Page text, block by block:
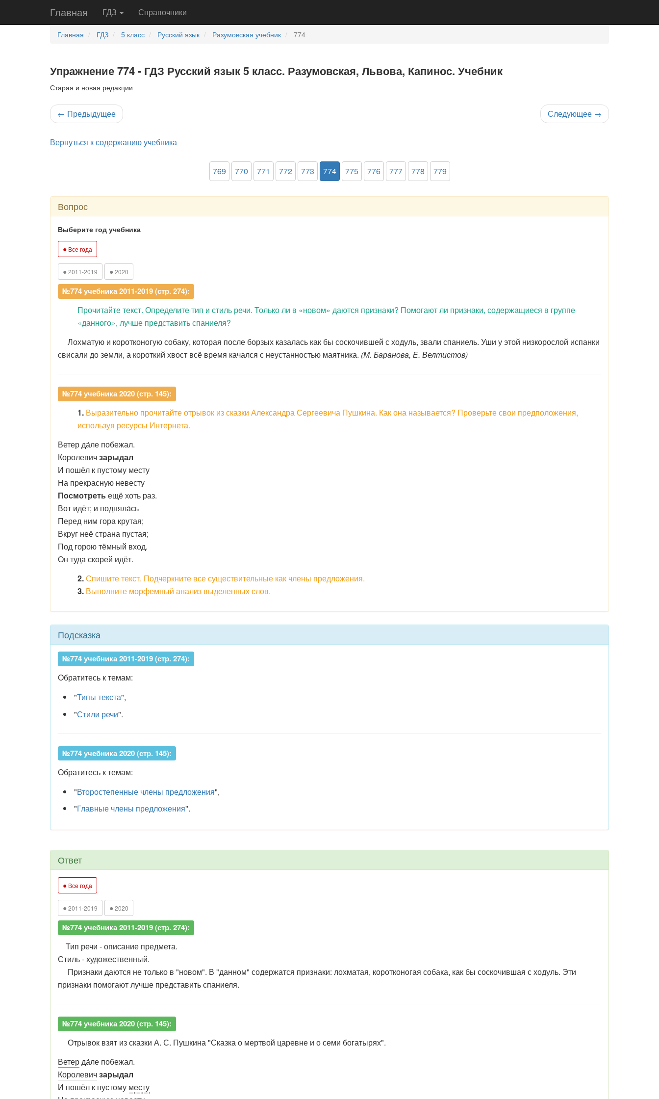
Главная ГДЗ Справочники
Главная ГДЗ 5 класс Русский язык Разумовская учебник 774
Упражнение 774 - ГДЗ Русский язык 5 класс. Разумовская, Львова, Капинос. Учебник
Старая и новая редакции
← Предыдущее Следующее →
Вернуться к содержанию учебника
769 770 771 772 773 774 775 776 777 778 779
Вопрос
Выберите год учебника
● Все года
● 2011-2019 ● 2020
№774 учебника 2011-2019 (стр. 274):
Прочитайте текст. Определите тип и стиль речи. Только ли в «новом» даются признаки? Помогают ли признаки, содержащиеся в группе
«данного», лучше представить спаниеля?
Лохматую и коротконогую собаку, которая после борзых казалась как бы соскочившей с ходуль, звали спаниель. Уши у этой низкорослой испанки
свисали до земли, а короткий хвост всё время качался с неустанностью маятника. (М. Баранова, Е. Велтистов)
№774 учебника 2020 (стр. 145):
1. Выразительно прочитайте отрывок из сказки Александра Сергеевича Пушкина. Как она называется? Проверьте свои предположения,
используя ресурсы Интернета.
Ветер да́ле побежал.
Королевичзарыдал
И пошёл к пустому месту
На прекрасную невесту
Посмотретьещё хоть раз.
Вот идёт; и подняла́сь
Перед ним гора крутая;
Вкруг неё страна пустая;
Под горою тёмный вход.
Он туда скорей идёт.
2.Спишите текст. Подчеркните все существительные как члены предложения.
3. Выполните морфемный анализ выделенных слов.
Подсказка
№774 учебника 2011-2019 (стр. 274):
Обратитесь к темам:
"Типы текста",
"Стили речи".
№774 учебника 2020 (стр. 145):
Обратитесь к темам:
"Второстепенные члены предложения",
"Главные члены предложения".
Ответ
● Все года
● 2011-2019 ● 2020
№774 учебника 2011-2019 (стр. 274):
Тип речи - описание предмета.
Стиль - художественный.
Признаки даются не только в "новом". В "данном" содержатся признаки: лохматая, коротконогая собака, как бы соскочившая с ходуль. Эти
признаки помогают лучше представить спаниеля.
№774 учебника 2020 (стр. 145):
Отрывок взят из сказки А. С. Пушкина "Сказка о мертвой царевне и о семи богатырях".
Ветерда́ле побежал.
Королевичзарыдал
И пошёл к пустому месту